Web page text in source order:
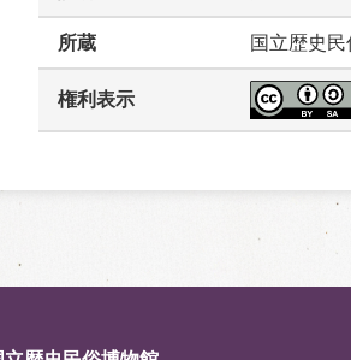
所蔵
国立歴史
権利表示